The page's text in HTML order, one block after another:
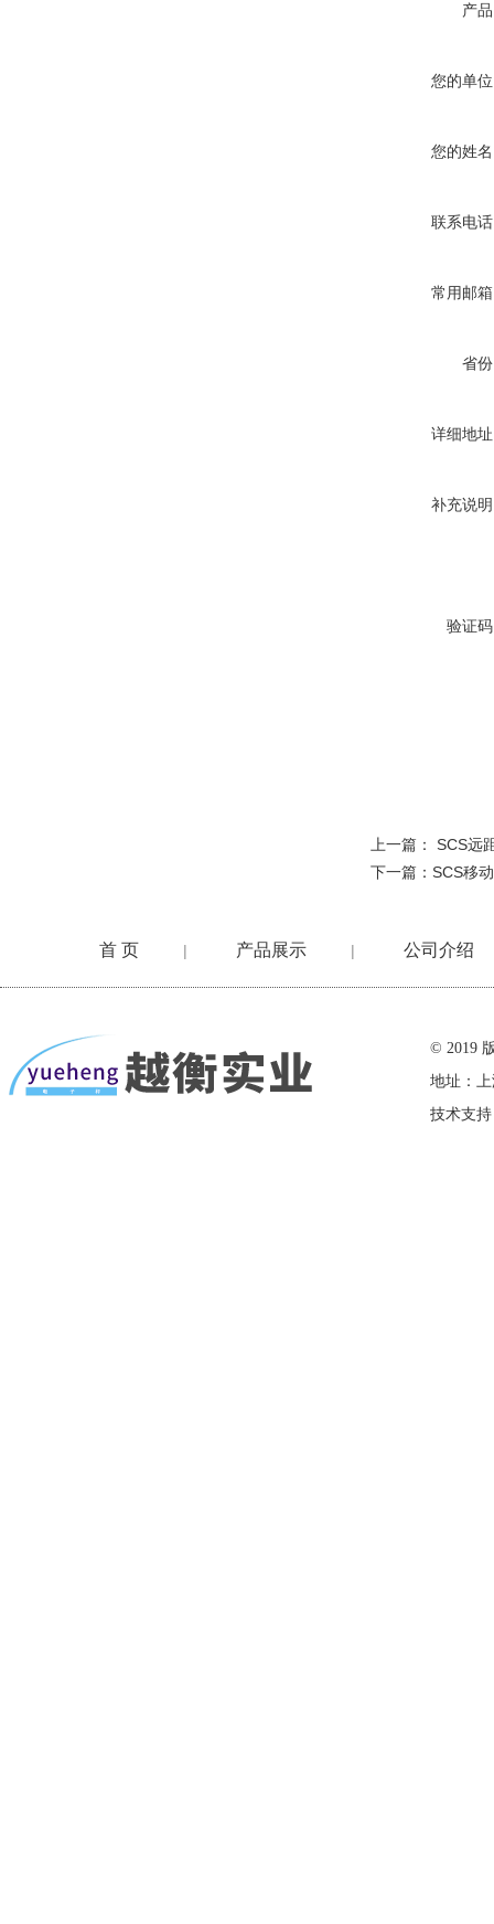
产
您的单
您的姓
联系电
常用邮
省
详细地
补充说
验证
上一篇： SCS远
下一篇： SCS移
首 页 | 产品展示 | 公司介绍
© 2019
地址：
技术支